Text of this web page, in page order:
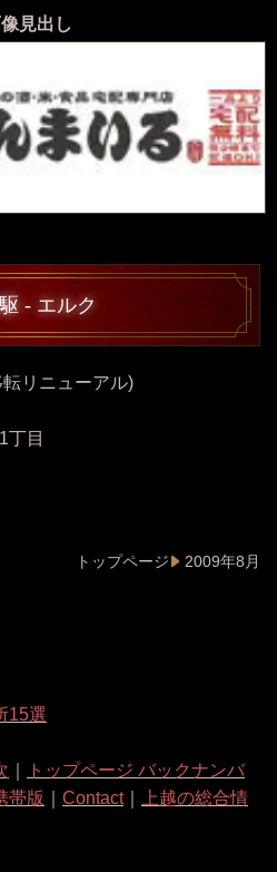
見出し
- エルク
リニューアル)
丁目
トップページ 2009年8月
15選
トップページ バックナンバ
帯版 Contact｜
上越の総合情